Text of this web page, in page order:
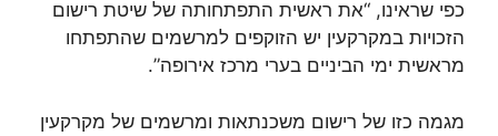
כפי שראינו, “את ראשית התפתחותה של שיטת רישום
הזכויות במקרקעין יש הזוקפים למרשמים שהתפתחו
מראשית ימי הביניים בערי מרכז אירופה”.
מגמה כזו של רישום משכנתאות ומרשמים של מקרקעין